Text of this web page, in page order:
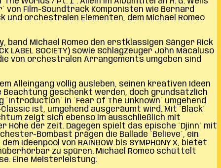
von Film-Soundtrack Komponisten wie Bernard
orchestralen Elementen, dem Michael Romeo
band Michael Romeo den erstklassigen Sänger Rick
LABEL SOCIETY) sowie Schlagzeuger John Macaluso
von orchestralen Arrangements umgeben sind
Alleingang völlig ausleben, seinen kreativen Ideen
geschenkt werden, doch grundsätzlich
in ´Fear Of The Unknown´ umgehend
ist, umgehend ausgeräumt wird. Mit ´Black´
zeigt sich ebenso im ausschließlich mit
der Zeit. Dagegen spielt das epische ´Djinn´ mit
Bombast prägen die Ballade ´Believe´, ein
von RAINBOW bis SYMPHONY X, bietet
zu spüren. Michael Romeo schüttelt
Eine Meisterleistung.